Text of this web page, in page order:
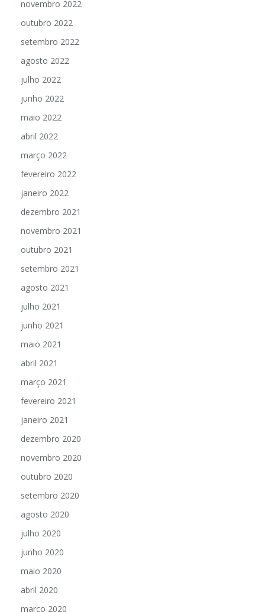
novembro 2022
outubro 2022
setembro 2022
agosto 2022
julho 2022
junho 2022
maio 2022
abril 2022
março 2022
fevereiro 2022
janeiro 2022
dezembro 2021
novembro 2021
outubro 2021
setembro 2021
agosto 2021
julho 2021
junho 2021
maio 2021
abril 2021
março 2021
fevereiro 2021
janeiro 2021
dezembro 2020
novembro 2020
outubro 2020
setembro 2020
agosto 2020
julho 2020
junho 2020
maio 2020
abril 2020
março 2020